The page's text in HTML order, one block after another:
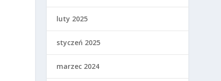
luty 2025
styczeń 2025
marzec 2024